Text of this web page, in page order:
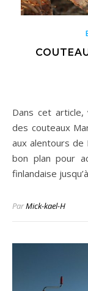
Dans cet article, vous trouverez un résumé sur l’histoire
des couteaux
aux alentours de
bon plan pour
finlandaise
ParMick-kael-H